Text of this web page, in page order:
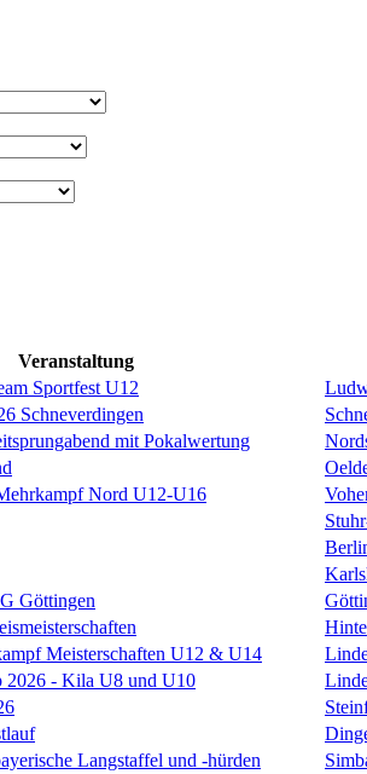
Veranstaltung
Sportfest U12
Schneverdingen
mit Pokalwertung
Nord U12-U16
Göttingen
Hinte
Meisterschaften U12 & U14
2026 - Kila U8 und U10
Langstaffel und -hürden